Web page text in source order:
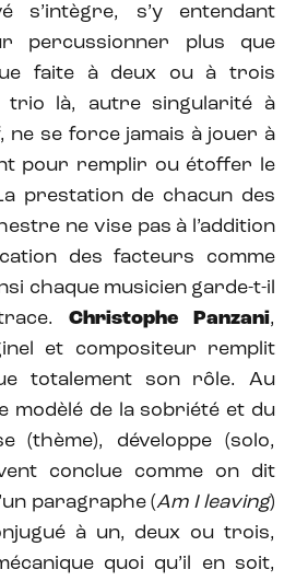
s’intègre, s’y entendant
percussionner plus que
faite à deux ou à trois
trio là, autre singularité à
se force jamais à jouer à
pour remplir ou étoffer le
prestation de chacun des
ne vise pas à l’addition
des facteurs comme
chaque musicien garde-t-il
Christophe Panzani,
et compositeur remplit
totalement son rôle. Au
modèlé de la sobriété et du
(thème), développe (solo,
conclue comme on dit
paragraphe (Am I leaving)
à un, deux ou trois,
quoi qu’il en soit,